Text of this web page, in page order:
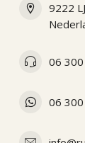
9222
06
06